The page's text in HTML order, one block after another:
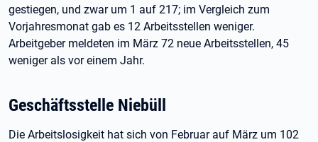
gestiegen, und zwar um 1 auf 217; im Vergleich zum
Vorjahresmonat gab es 12 Arbeitsstellen weniger.
Arbeitgeber meldeten im März 72 neue Arbeitsstellen, 45
weniger als vor einem Jahr.
Geschäftsstelle Niebüll
Die Arbeitslosigkeit hat sich von Februar auf März um 102